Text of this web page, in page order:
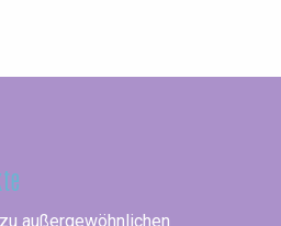
außergewöhnlichen